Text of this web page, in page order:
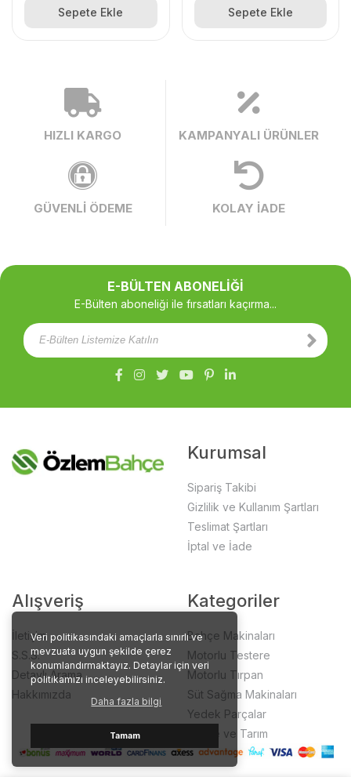
Veri politikasındaki amaçlarla sınırlı ve
mevzuata uygun şekilde çerez
konumlandırmaktayız. Detaylar için veri
politikamızı inceleyebilirsiniz.
Daha fazla bilgi
Tamam
Sepete Ekle Sepete Ekle
HIZLI KARGO KAMPANYALI ÜRÜNLER
GÜVENLİ ÖDEME KOLAY İADE
E-BÜLTEN ABONELİĞİ
E-Bülten aboneliği ile fırsatları kaçırma...
Kurumsal
Sipariş Takibi
Gizlilik ve Kullanım Şartları
Teslimat Şartları
İptal ve İade
Alışveriş
İletişim
S.S.S.
Detaylı Arama
Hakkımızda
Kategoriler
Bahçe Makinaları
Motorlu Testere
Motorlu Tırpan
Süt Sağma Makinaları
Yedek Parçalar
Bahçe ve Tarım